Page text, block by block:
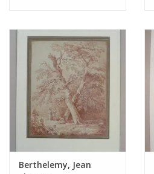
Berthelemy, Jean